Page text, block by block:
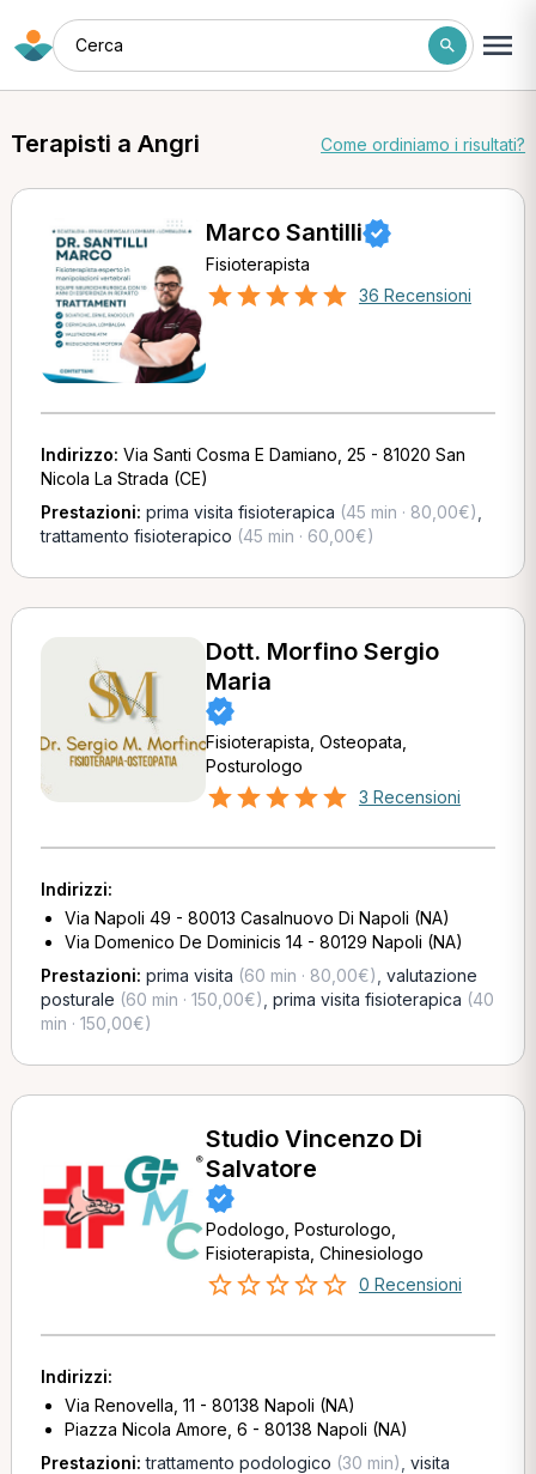
Cerca
Terapisti a Angri Come ordiniamo i risultati?
Marco Santilli
Fisioterapista
36 Recensioni
Indirizzo: Via Santi Cosma E Damiano, 25 - 81020 San
Nicola La Strada (CE)
Prestazioni: prima visita fisioterapica (45 min · 80,00€)
trattamento fisioterapico (45 min · 60,00€)
Dott. Morfino Sergio
Maria
Fisioterapista, Osteopata,
Posturologo
3 Recensioni
Indirizzi:
Via Napoli 49 - 80013 Casalnuovo Di Napoli (NA)
Via Domenico De Dominicis 14 - 80129 Napoli (NA)
Prestazioni: prima visita (60 min · 80,00€) valutazione
posturale (60 min · 150,00€) prima visita fisioterapica (40
min · 150,00€)
Studio Vincenzo Di
Salvatore
Podologo, Posturologo,
Fisioterapista, Chinesiologo
0 Recensioni
Indirizzi:
Via Renovella, 11 - 80138 Napoli (NA)
Piazza Nicola Amore, 6 - 80138 Napoli (NA)
Prestazioni:trattamento podologico (30 min) visita